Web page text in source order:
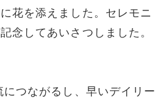
花を添えました。セレモニ
念してあいさつしました。
つながるし、早いデイリー